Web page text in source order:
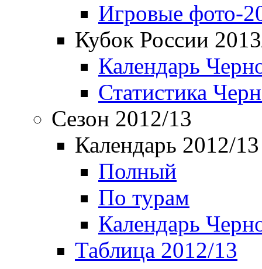
Игровые фото-
Кубок России
Календарь
Статистика
Сезон 2012/13
Календарь 2012/13
Полный
По турам
Календарь
Таблица 2012/13